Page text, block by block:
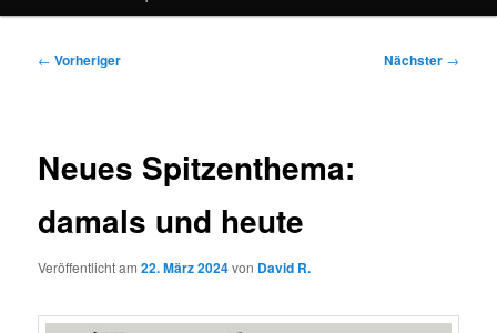
Beitragsnavigation
← Vorheriger Nächster →
Neues Spitzenthema:
damals und heute
Veröffentlicht am22. März 2024von David R.